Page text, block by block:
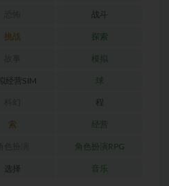
战斗
挑战 探索
模拟
经营SIM 球
程
索 经营
角色扮演RPG
选择 音乐